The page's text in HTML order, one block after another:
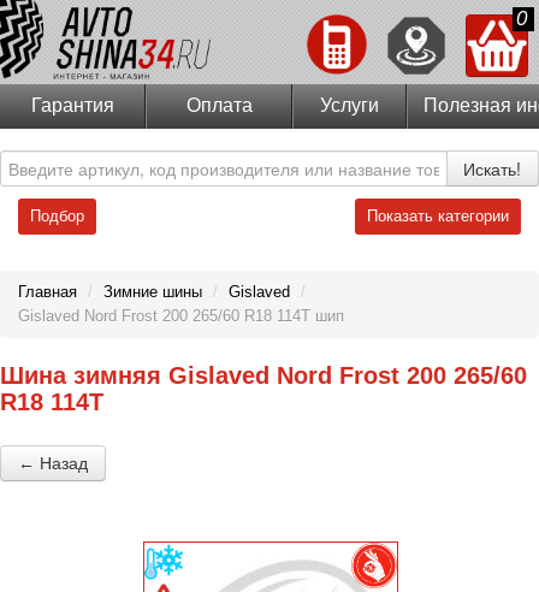
0
Гарантия Оплата Услуги Полезная
Искать!
Подбор Показать категории
Главная / Зимние шины / Gislaved
/
Gislaved Nord Frost 200 265/60 R18 114T шип
Шина зимняя Gislaved Nord Frost 200 265/60
R18 114T
← Назад